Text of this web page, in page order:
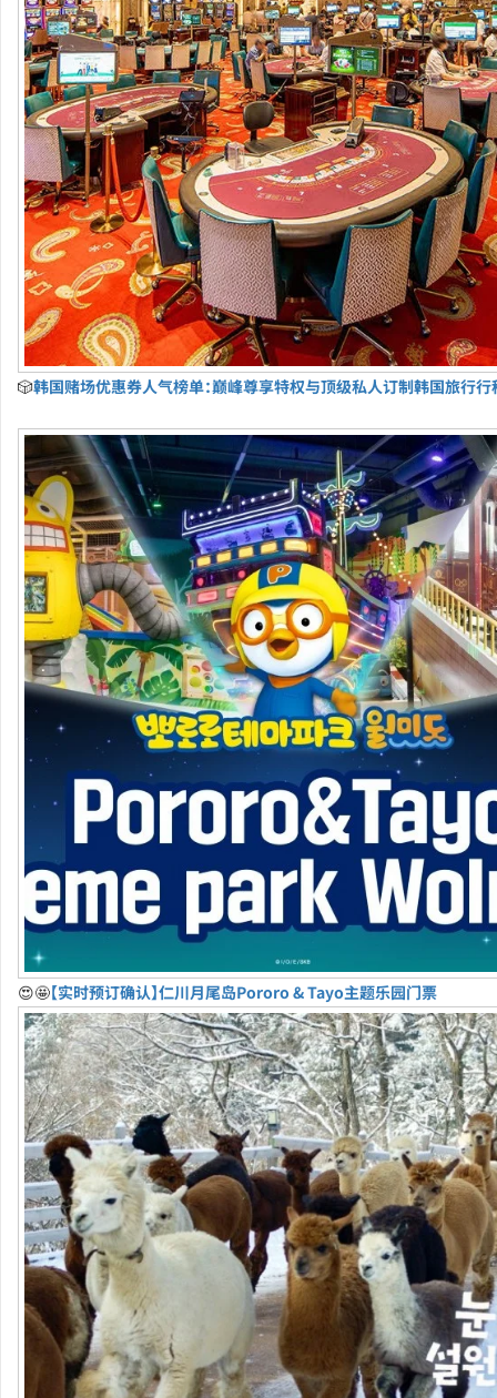
🎲韩国赌场优惠券人气榜单：巅峰尊享特权与顶级私人订制韩国旅行行
😍🤩【实时预订确认】仁川月尾岛Pororo & Tayo主题乐园门票